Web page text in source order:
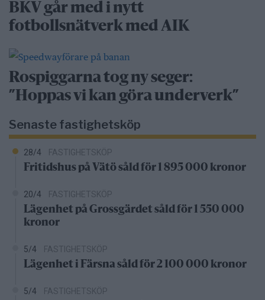
BKV går med i nytt
fotbollsnätverk med AIK
Rospiggarna tog ny seger:
”Hoppas vi kan göra underverk”
Senaste fastighetsköp
28/4 FASTIGHETSKÖP
Fritidshus på Vätö såld för 1 895 000 kronor
20/4 FASTIGHETSKÖP
Lägenhet på Grossgärdet såld för 1 550 000
kronor
5/4 FASTIGHETSKÖP
Lägenhet i Färsna såld för 2 100 000 kronor
5/4 FASTIGHETSKÖP